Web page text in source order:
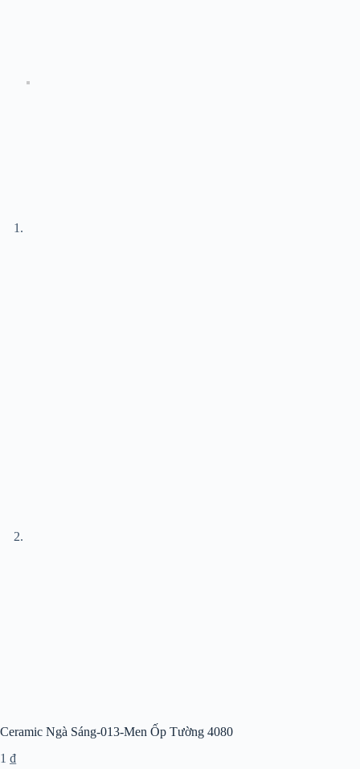
Ceramic Ngà Sáng-013-Men Ốp Tường 4080
1 ₫